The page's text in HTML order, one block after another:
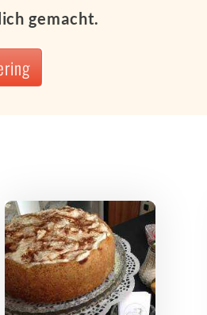
gemacht.